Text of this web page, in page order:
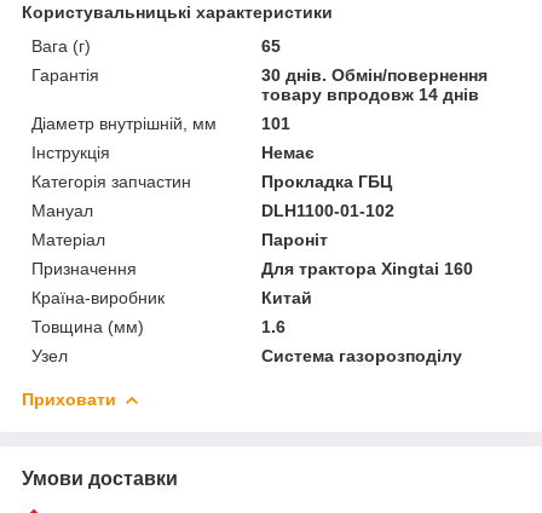
Користувальницькі характеристики
Вага (г)
65
Гарантія
30 днів. Обмін/повернення
товару впродовж 14 днів
Діаметр внутрішній, мм
101
Інструкція
Немає
Категорія запчастин
Прокладка ГБЦ
Мануал
DLH1100-01-102
Матеріал
Пароніт
Призначення
Для трактора Xingtai 160
Країна-виробник
Китай
Товщина (мм)
1.6
Узел
Система газорозподілу
Приховати
Умови доставки